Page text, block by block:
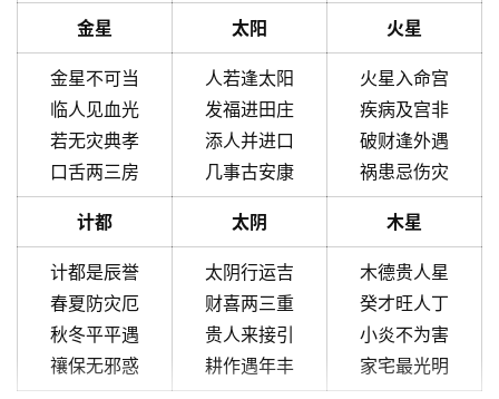
金星 太阳 火星
金星不可当
临人见血光
若无灾典孝
口舌两三房
人若逢太阳
发福进田庄
添人并进口
几事古安康
火星入命宫
疾病及宫非
破财逢外遇
祸患忌伤灾
计都 太阴 木星
计都是辰誉
春夏防灾厄
秋冬平平遇
禳保无邪惑
太阴行运吉
财喜两三重
贵人来接引
耕作遇年丰
木德贵人星
癸才旺人丁
小炎不为害
家宅最光明